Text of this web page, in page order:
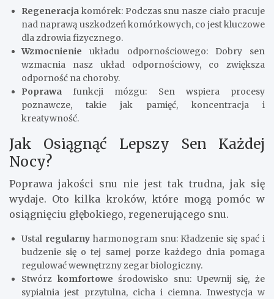
Regeneracja komórek: Podczas snu nasze ciało pracuje
nad naprawą uszkodzeń komórkowych, co jest kluczowe
dla zdrowia fizycznego.
Wzmocnienie układu odpornościowego: Dobry sen
wzmacnia nasz układ odpornościowy, co zwiększa
odporność na choroby.
Poprawa funkcji mózgu: Sen wspiera procesy
poznawcze, takie jak pamięć, koncentracja i
kreatywność.
Jak Osiągnąć Lepszy Sen Każdej
Nocy?
Poprawa jakości snu nie jest tak trudna, jak się
wydaje. Oto kilka kroków, które mogą pomóc w
osiągnięciu głębokiego, regenerującego snu.
Ustal regularnyharmonogram snu: Kładzenie się spać i
budzenie się o tej samej porze każdego dnia pomaga
regulować wewnętrzny zegar biologiczny.
Stwórz komfortowe środowisko snu: Upewnij się, że
sypialnia jest przytulna, cicha i ciemna. Inwestycja w